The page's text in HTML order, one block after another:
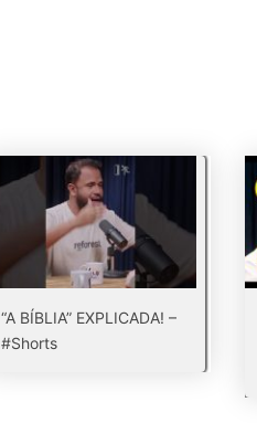
“A BÍBLIA” EXPLICADA! –
#Shorts